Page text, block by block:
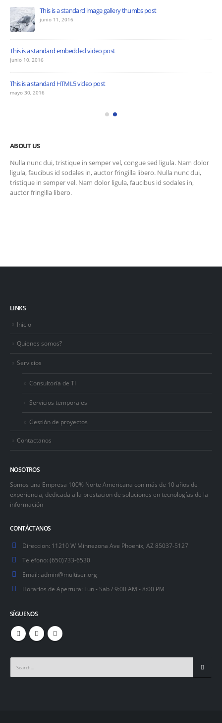
This is a standard image gallery thumbs post
junio 11, 2016
This is a standard embedded video post
junio 10, 2016
This is a standard HTML5 video post
mayo 30, 2016
ABOUT US
Nulla nunc dui, tristique in semper vel, congue sed ligula. Nam dolor
ligula, faucibus id sodales in, auctor fringilla libero. Nulla nunc dui,
tristique in semper vel. Nam dolor ligula, faucibus id sodales in,
auctor fringilla libero.
LINKS
Inicio
Quienes somos?
Servicios
Consultoría de TI
Servicios temporales
Gestión de proyectos
Contactanos
NOSOTROS
Somos una Empresa 100% Norte Americana con más de 10 años de
experiencia, dedicada a la prestacion de soluciones en tecnologías de la
información
CONTÁCTANOS
Direccion: 11210 W Minnezona Ave Phoenix, AZ 85037-5127
Telefono: (650)733-6530
Email: admin@multiser.org
Horarios de Apertura: Lun - Sab / 9:00 AM - 8:00 PM
SÍGUENOS